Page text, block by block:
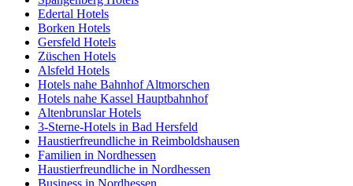
Edertal Hotels
Borken Hotels
Gersfeld Hotels
Züschen Hotels
Alsfeld Hotels
Hotels nahe Bahnhof Altmorschen
Hotels nahe Kassel Hauptbahnhof
Altenbrunslar Hotels
3-Sterne-Hotels in Bad Hersfeld
Haustierfreundliche in Reimboldshausen
Familien in Nordhessen
Haustierfreundliche in Nordhessen